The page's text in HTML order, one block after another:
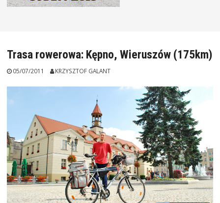
Trasa rowerowa: Kępno, Wieruszów (175km)
05/07/2011 KRZYSZTOF GALANT